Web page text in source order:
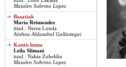
Maialen Sobrino Lopez
Basatiak
Maria Reimondez
itzul.: Nerea Loiola
Ainhoa Aldazabal Gallastegui
Kantu leuna
Leila Slimani
itzul.: Nahia Zubeldia
Maialen Sobrino Lopez